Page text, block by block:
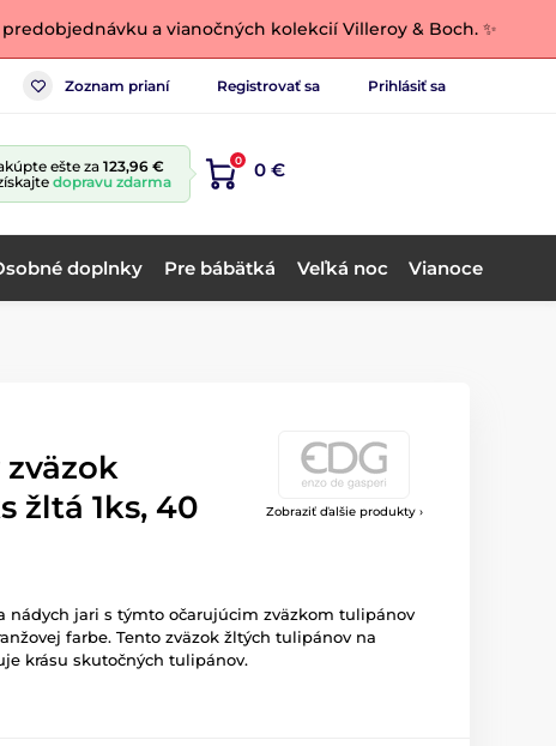
a vianočných kolekcií Villeroy & Boch. ✨
Zoznam prianí Registrovať sa Prihlásiť sa
ešte za 123,96 €
dopravu zdarma
0 0 €
doplnky Pre bábätká Veľká noc Vianoce
Zobraziť ďalšie produkty ›
žltá 1ks, 40
nádych jari s týmto očarujúcim zväzkom tulipánov
farbe. Tento zväzok žltých tulipánov na
krásu skutočných tulipánov.